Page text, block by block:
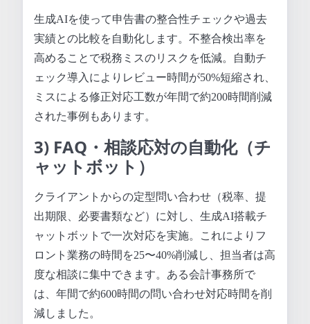
生成AIを使って申告書の整合性チェックや過去
実績との比較を自動化します。不整合検出率を
高めることで税務ミスのリスクを低減。自動チ
ェック導入によりレビュー時間が50%短縮され、
ミスによる修正対応工数が年間で約200時間削減
された事例もあります。
3) FAQ・相談応対の自動化（チ
ャットボット）
クライアントからの定型問い合わせ（税率、提
出期限、必要書類など）に対し、生成AI搭載チ
ャットボットで一次対応を実施。これによりフ
ロント業務の時間を25〜40%削減し、担当者は高
度な相談に集中できます。ある会計事務所で
は、年間で約600時間の問い合わせ対応時間を削
減しました。